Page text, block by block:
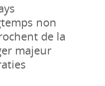
non
de la
majeur